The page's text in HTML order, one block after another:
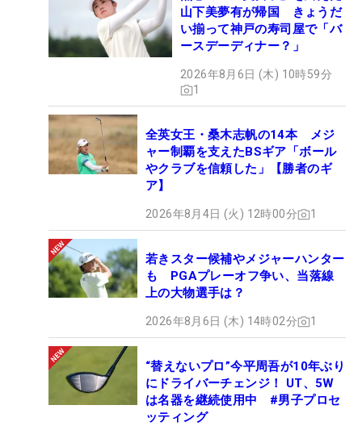
山下美夢有が帰国 きょうだ
い揃って神戸の寿司屋で「バ
ースデーディナー？」
2026年8月6日 (木) 10時59分
1
全英女王・桑木志帆の14本 メジ
ャー制覇を支えたBSギア「ボール
やクラブを信頼した」【勝者のギ
ア】
2026年8月4日 (火) 12時00分 1
若きスター候補やメジャーハンター
も PGAプレーオフ争い、当落線
上の大物選手は？
2026年8月6日 (木) 14時02分 1
“替えないプロ”今平周吾が10年ぶり
にドライバーチェンジ！ UT、5W
は名器を継続使用中 #男子プロセ
ッティング